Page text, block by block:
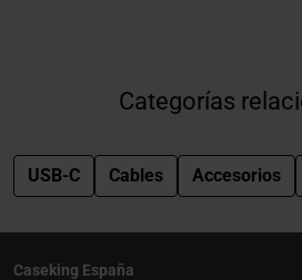
Categorías
USB-C Cables Accesorios
Caseking España